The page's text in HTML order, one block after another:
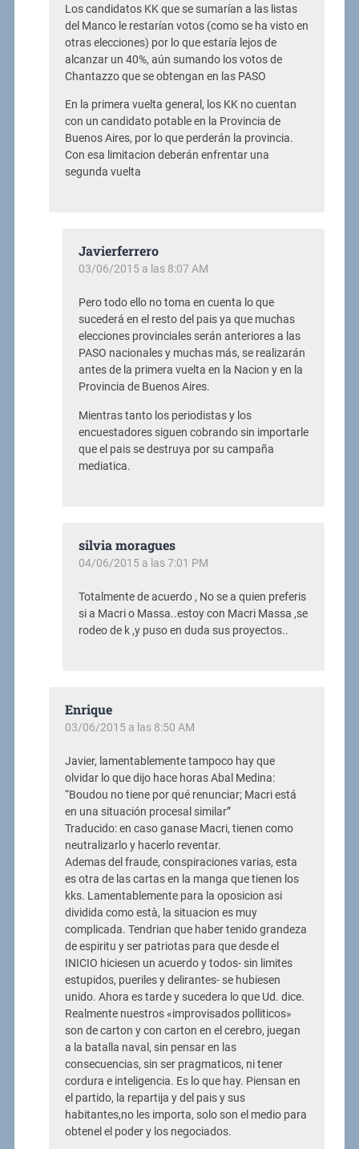
Los candidatos KK que se sumarían a las listas
del Manco le restarían votos (como se ha visto en
otras elecciones) por lo que estaría lejos de
alcanzar un 40%, aún sumando los votos de
Chantazzo que se obtengan en las PASO
En la primera vuelta general, los KK no cuentan
con un candidato potable en la Provincia de
Buenos Aires, por lo que perderán la provincia.
Con esa limitacion deberán enfrentar una
segunda vuelta
Javierferrero
03/06/2015 a las 8:07 AM
Pero todo ello no toma en cuenta lo que
sucederá en el resto del pais ya que muchas
elecciones provinciales serán anteriores a las
PASO nacionales y muchas más, se realizarán
antes de la primera vuelta en la Nacion y en la
Provincia de Buenos Aires.
Mientras tanto los periodistas y los
encuestadores siguen cobrando sin importarle
que el pais se destruya por su campaña
mediatica.
silvia moragues
04/06/2015 a las 7:01 PM
Totalmente de acuerdo , No se a quien preferis
si a Macri o Massa..estoy con Macri Massa ,se
rodeo de k ,y puso en duda sus proyectos..
Enrique
03/06/2015 a las 8:50 AM
Javier, lamentablemente tampoco hay que
olvidar lo que dijo hace horas Abal Medina:
“Boudou no tiene por qué renunciar; Macri está
en una situación procesal similar”
Traducido: en caso ganase Macri, tienen como
neutralizarlo y hacerlo reventar.
Ademas del fraude, conspiraciones varias, esta
es otra de las cartas en la manga que tienen los
kks. Lamentablemente para la oposicion asi
dividida como està, la situacion es muy
complicada. Tendrian que haber tenido grandeza
de espiritu y ser patriotas para que desde el
INICIO hiciesen un acuerdo y todos- sin limites
estupidos, pueriles y delirantes- se hubiesen
unido. Ahora es tarde y sucedera lo que Ud. dice.
Realmente nuestros «improvisados polliticos»
son de carton y con carton en el cerebro, juegan
a la batalla naval, sin pensar en las
consecuencias, sin ser pragmaticos, ni tener
cordura e inteligencia. Es lo que hay. Piensan en
el partido, la repartija y del pais y sus
habitantes,no les importa, solo son el medio para
obtenel el poder y los negociados.